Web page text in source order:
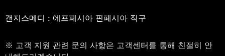
갠지스메디 : 에프페시아 핀페시아 직구
※ 고객 지원 관련 문의 사항은 고객센터를 통해 친절히 안